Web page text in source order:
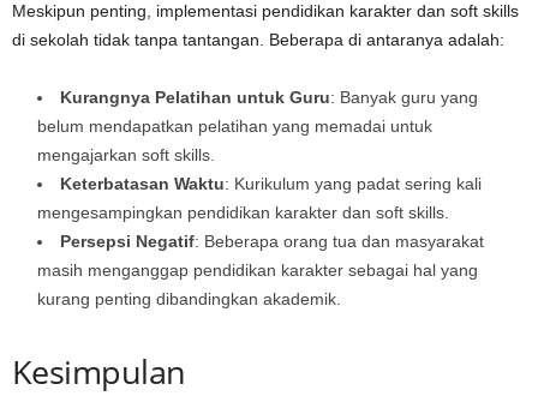
Meskipun penting, implementasi pendidikan karakter dan soft skills
di sekolah tidak tanpa tantangan. Beberapa di antaranya adalah:
Kurangnya Pelatihan untuk Guru: Banyak guru yang
belum mendapatkan pelatihan yang memadai untuk
mengajarkan soft skills.
Keterbatasan Waktu: Kurikulum yang padat sering kali
mengesampingkan pendidikan karakter dan soft skills.
Persepsi Negatif: Beberapa orang tua dan masyarakat
masih menganggap pendidikan karakter sebagai hal yang
kurang penting dibandingkan akademik.
Kesimpulan